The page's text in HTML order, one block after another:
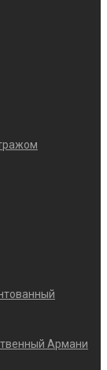
Армани